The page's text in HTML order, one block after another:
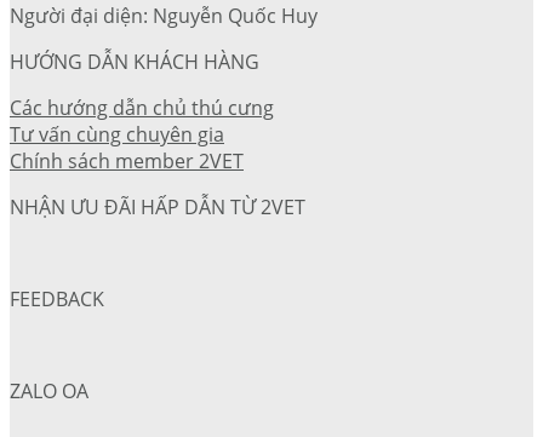
Người đại diện: Nguyễn Quốc Huy
HƯỚNG DẪN KHÁCH HÀNG
Các hướng dẫn chủ thú cưng
Tư vấn cùng chuyên gia
Chính sách member 2VET
NHẬN ƯU ĐÃI HẤP DẪN TỪ 2VET
FEEDBACK
ZALO OA